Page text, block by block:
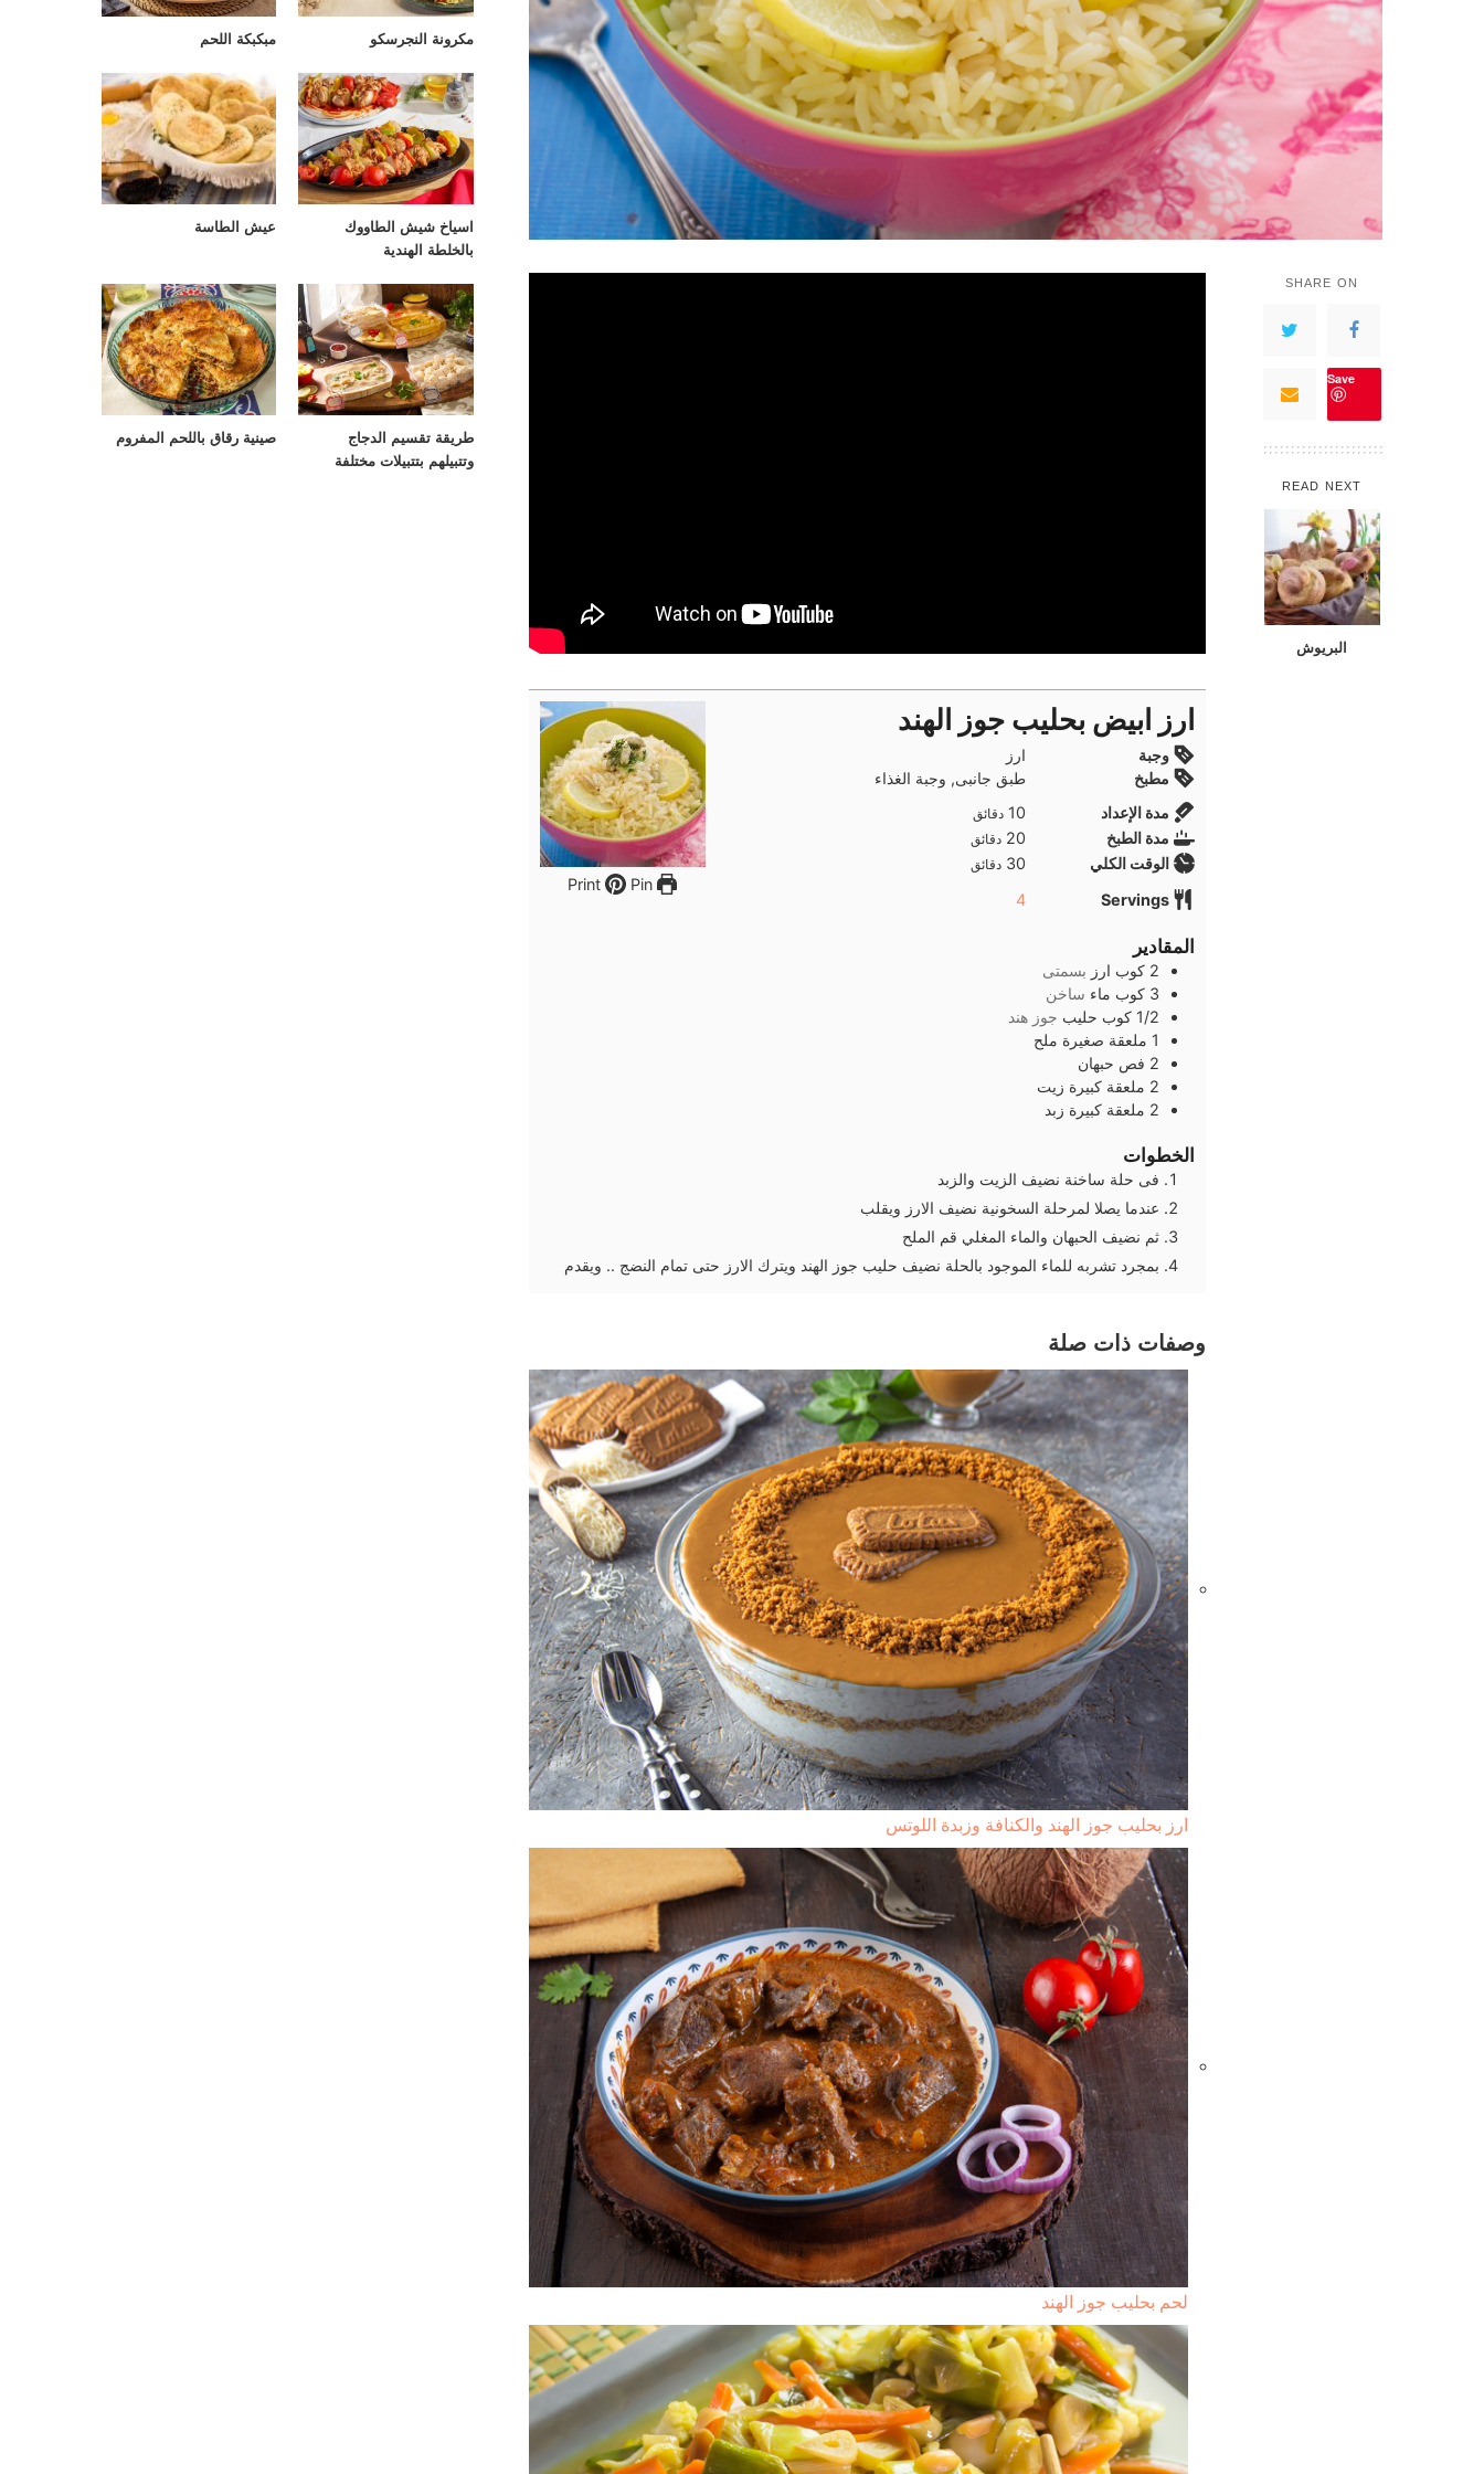
SHARE ON
Save
READ NEXT
البريوش
Print
Pin
ارز ابيض بحليب جوز الهند
وجبة
ارز
مطبخ
طبق جانبى, وجبة الغذاء
مدة الإعداد
10دقائق
دقائق
مدة الطبخ 20دقائق
دقائق
الوقت الكلي 30دقائق
دقائق
Servings
4
المقادير
2 كوب ارز بسمتى
3 كوب ماء ساخن
1/2 كوب حليب جوز هند
1 ملعقة صغيرة ملح
2 فص حبهان
2 ملعقة كبيرة زيت
2 ملعقة كبيرة زبد
الخطوات
فى حلة ساخنة نضيف الزيت والزبد
عندما يصلا لمرحلة السخونية نضيف الارز ويقلب
ثم نضيف الحبهان والماء المغلي قم الملح
بمجرد تشربه للماء الموجود بالحلة نضيف حليب جوز الهند ويترك الارز حتى تمام النضج .. ويقدم
وصفات ذات صلة
ارز بحليب جوز الهند والكنافة وزبدة اللوتس
لحم بحليب جوز الهند
مكرونة النجرسكو مبكبكة اللحم
اسياخ شيش الطاووك
بالخلطة الهندية
عيش الطاسة
طريقة تقسيم الدجاج
وتتبيلهم بتتبيلات مختلفة
صينية رقاق باللحم المفروم